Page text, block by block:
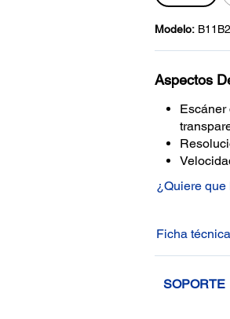
Modelo:
Aspectos
Escáner
¿Quiere que
Ficha técnica
SOPORTE